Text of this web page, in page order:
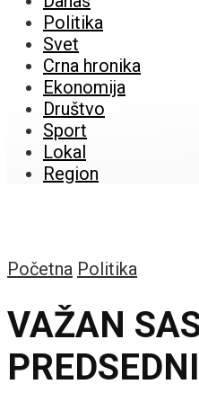
Politika
Svet
Crna hronika
Ekonomija
Društvo
Sport
Lokal
Region
Početna Politika
VAŽAN